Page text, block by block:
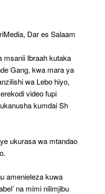
Dar es Salaam
msanii Ibraah kutaka
Gang, kwa mara ya
wa Lebo hiyo,
video fupi
kumdai Sh
ukurasa wa mtandao
amenieleza kuwa
na mimi nilimjibu